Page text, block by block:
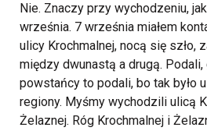
Nie. Znaczy przy wychodzeniu,
września. 7 września miałem
ulicy Krochmalnej, nocą się szło,
między dwunastą a drugą.
powstańcy to podali, bo tak było
regiony. Myśmy wychodzili ulicą
Żelaznej. Róg Krochmalnej i